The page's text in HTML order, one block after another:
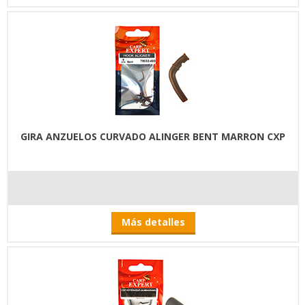
GIRA ANZUELOS CURVADO ALINGER BENT MARRON CXP
Más detalles